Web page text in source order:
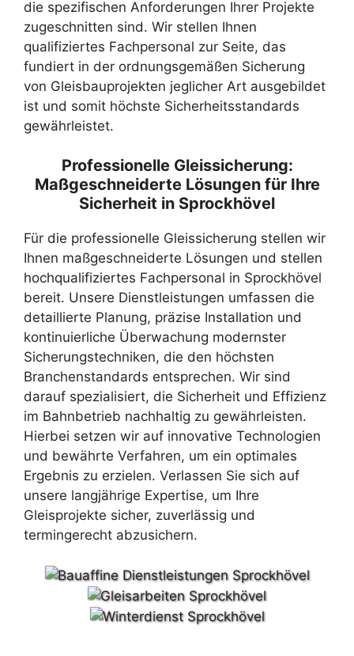
die spezifischen Anforderungen Ihrer Projekte
zugeschnitten sind. Wir stellen Ihnen
qualifiziertes Fachpersonal zur Seite, das
fundiert in der ordnungsgemäßen Sicherung
von Gleisbauprojekten jeglicher Art ausgebildet
ist und somit höchste Sicherheitsstandards
gewährleistet.
Professionelle Gleissicherung:
Maßgeschneiderte Lösungen für Ihre
Sicherheit in Sprockhövel
Für die professionelle Gleissicherung stellen wir
Ihnen maßgeschneiderte Lösungen und stellen
hochqualifiziertes Fachpersonal in Sprockhövel
bereit. Unsere Dienstleistungen umfassen die
detaillierte Planung, präzise Installation und
kontinuierliche Überwachung modernster
Sicherungstechniken, die den höchsten
Branchenstandards entsprechen. Wir sind
darauf spezialisiert, die Sicherheit und Effizienz
im Bahnbetrieb nachhaltig zu gewährleisten.
Hierbei setzen wir auf innovative Technologien
und bewährte Verfahren, um ein optimales
Ergebnis zu erzielen. Verlassen Sie sich auf
unsere langjährige Expertise, um Ihre
Gleisprojekte sicher, zuverlässig und
termingerecht abzusichern.